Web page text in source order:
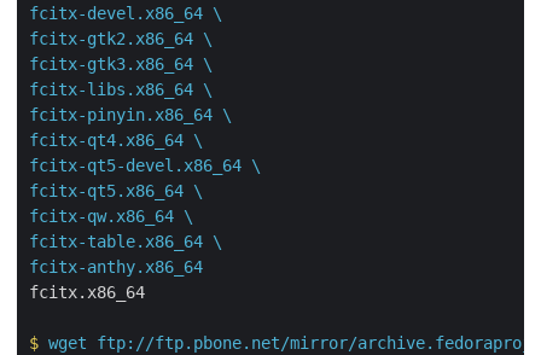
fcitx-devel.x86_64 \
fcitx-gtk2.x86_64 \
fcitx-gtk3.x86_64 \
fcitx-libs.x86_64 \
fcitx-pinyin.x86_64 \
fcitx-qt4.x86_64 \
fcitx-qt5-devel.x86_64 \
fcitx-qt5.x86_64 \
fcitx-qw.x86_64 \
fcitx-table.x86_64 \
fcitx-anthy.x86_64
fcitx.x86_64
$ wget ftp://ftp.pbone.net/mirror/